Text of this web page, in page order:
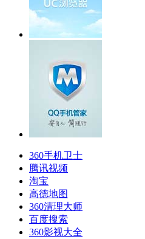
360手机卫士
腾讯视频
淘宝
高德地图
360清理大师
百度搜索
360影视大全